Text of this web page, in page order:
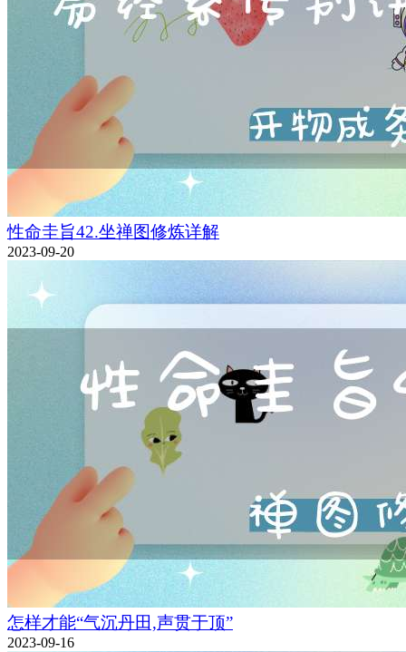
性命圭旨42.坐禅图修炼详解
2023-09-20
怎样才能“气沉丹田,声贯于顶”
2023-09-16